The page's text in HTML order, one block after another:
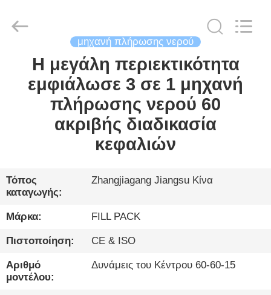
ΣΠΊΤΙ
ΠΡΟΪΌΝΤΑ
ΠΕΡΊΠΟΥ
ΓΎΡΟΣ
ΕΡΓΟΣΤΑΣΊΩΝ
ΠΟΙΟΤΙΚΌΣ
ΈΛΕΓΧΟΣ
Machinery
μηχανή πλήρωσης νερού
Η μεγάλη περιεκτικότητα
εμφιάλωσε 3 σε 1 μηχανή
πλήρωσης νερού 60
ακριβής διαδικασία
κεφαλιών
Τόπος
καταγωγής:
Zhangjiagang Jiangsu Κίνα
Μάρκα: FILL PACK
Πιστοποίηση: CE & ISO
Αριθμό
μοντέλου:
Δυνάμεις του Κέντρου 60-60-15